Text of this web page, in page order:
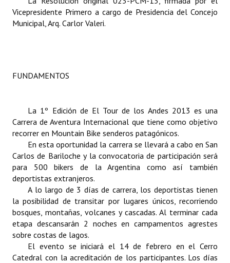
Informes de Gestión
Actas de Sesión
Ejecución Presupuestaria
Actas de Audiencias Públicas
NORMATIVA
Comunicaciones
Declaraciones
Resoluciones
Resoluciones de Presidencia
Vicepresidente Primero a cargo de Presidencia del Concejo
Municipal, Arq. Carlor Valeri.
FUNDAMENTOS
La 1º Edición de El Tour de los Andes 2013 es una
Carrera de Aventura Internacional que tiene como objetivo
recorrer en Mountain Bike senderos patagónicos.
En esta oportunidad la carrera se llevará a cabo en San
Carlos de Bariloche y la convocatoria de participación será
para 500 bikers de la Argentina como así también
deportistas extranjeros.
A lo largo de 3 días de carrera, los deportistas tienen
la posibilidad de transitar por lugares únicos, recorriendo
bosques, montañas, volcanes y cascadas. Al terminar cada
etapa descansarán 2 noches en campamentos agrestes
sobre costas de lagos.
El evento se iniciará el 14 de febrero en el Cerro
Catedral con la acreditación de los participantes. Los días